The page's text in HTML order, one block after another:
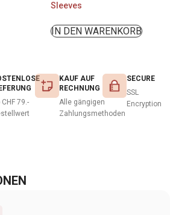
Sleeves
IN DEN WARENKORB
CHF 79.-
KAUF AUF
RECHNUNG
Alle gängigen
Zahlungsmethoden
SECURE
SSL
Encryption